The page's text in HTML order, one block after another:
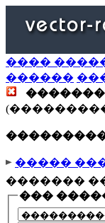
����
������
�����
�������
���